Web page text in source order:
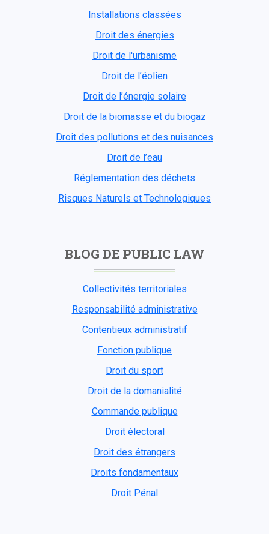
Installations classées
Droit des énergies
Droit de l'urbanisme
Droit de l’éolien
Droit de l’énergie solaire
Droit de la biomasse et du biogaz
Droit des pollutions et des nuisances
Droit de l’eau
Réglementation des déchets
Risques Naturels et Technologiques
BLOG DE PUBLIC LAW
Collectivités territoriales
Responsabilité administrative
Contentieux administratif
Fonction publique
Droit du sport
Droit de la domanialité
Commande publique
Droit électoral
Droit des étrangers
Droits fondamentaux
Droit Pénal